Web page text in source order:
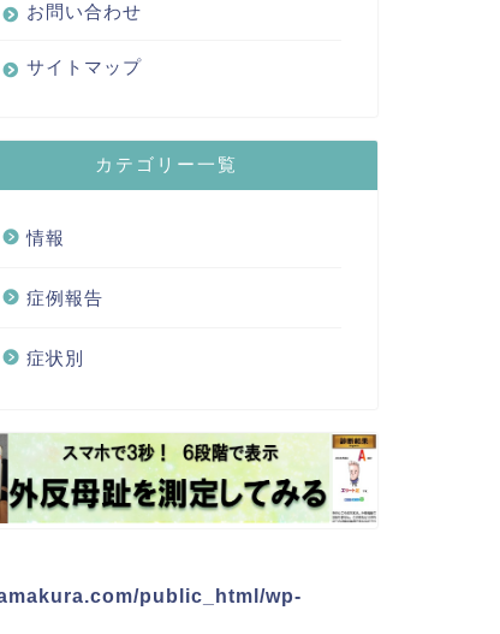
お問い合わせ
サイトマップ
カテゴリー一覧
情報
症例報告
症状別
public_html/wp-